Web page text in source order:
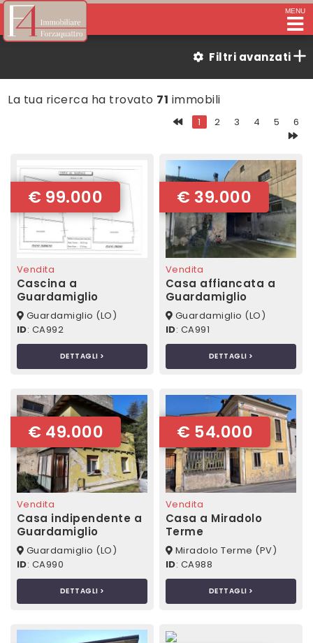
MENU
Filtri avanzati
La tua ricerca ha trovato 71 immobili
1 2 3 4 5 6
€ 99.000
Vendita
Cascina a
Guardamiglio
Guardamiglio (LO)
ID: CA992
DETTAGLI >
€ 39.000
Vendita
Casa affiancata a
Guardamiglio
Guardamiglio (LO)
ID: CA991
DETTAGLI >
€ 49.000
Vendita
Casa indipendente a
Guardamiglio
Guardamiglio (LO)
ID: CA990
DETTAGLI >
€ 54.000
Vendita
Casa a Miradolo
Terme
Miradolo Terme (PV)
ID: CA988
DETTAGLI >